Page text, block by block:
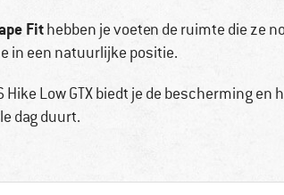
Fithebben je voeten de ruimte die ze
in een natuurlijke positie.
Hike Low GTX biedt je de bescherming
dag duurt.